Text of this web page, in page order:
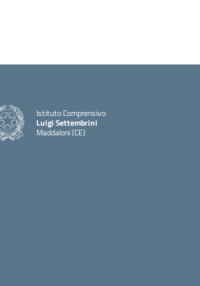
Istituto Comprensivo
Luigi Settembrini
Maddaloni (CE)